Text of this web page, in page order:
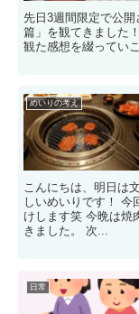
先日3週間限定で公
篇」を観てきました
観た感想を綴ってい
めいりの考え
こんにちは、明日は
しいめいりです！ 今
けします笑 今晩は焼
きました。 次...
日常